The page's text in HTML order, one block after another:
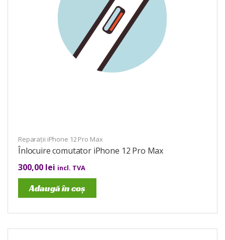
Reparații iPhone 12 Pro Max
Înlocuire comutator iPhone 12 Pro Max
300,00 lei incl. TVA
Adaugă în coș